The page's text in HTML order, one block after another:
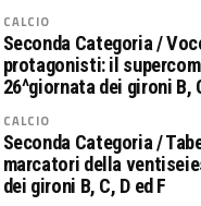
CALCIO
Seconda Categoria /
protagonisti: il
26^giornata dei gironi B,
CALCIO
Seconda Categoria /
marcatori della
dei gironi B, C, D ed F